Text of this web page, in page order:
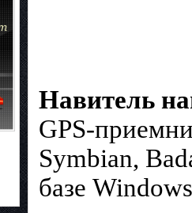
Навитель
GPS-
Symbian,
базе